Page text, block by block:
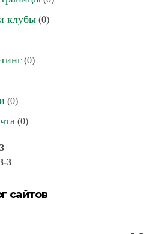
клубы (0)
(0)
(0)
(0)
3
3
сайтов